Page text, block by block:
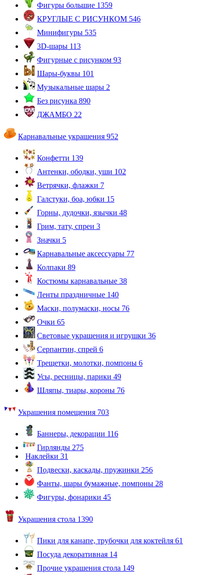
Фигуры большие 1359
КРУГЛЫЕ С РИСУНКОМ 546
Минифигуры 535
3D-шары 113
Фигурные с рисунком 93
Шары-буквы 101
Музыкальные шары 2
Без рисунка 890
ДЖАМБО 22
Карнавальные украшения 952
Конфетти 139
Антенки, ободки, уши 102
Ветрячки, флажки 7
Галстуки, боа, юбки 15
Горны, дудочки, язычки 48
Грим, тату, спреи 3
Значки 5
Карнавальные аксессуары 77
Колпаки 89
Костюмы карнавальные 38
Ленты праздничные 140
Маски, полумаски, носы 76
Очки 65
Световые украшения и игрушки 36
Серпантин, спрей 6
Трещетки, молотки, помпоны 6
Усы, ресницы, парики 49
Шляпы, тиары, короны 76
Украшения помещения 703
Баннеры, декорации 116
Гирлянды 275
Наклейки 31
Подвески, каскады, пружинки 256
Фанты, шары бумажные, помпоны 28
Фигуры, фонарики 45
Украшения стола 1390
Пики для канапе, трубочки для коктейля 61
Посуда декоративная 14
Прочие украшения стола 149